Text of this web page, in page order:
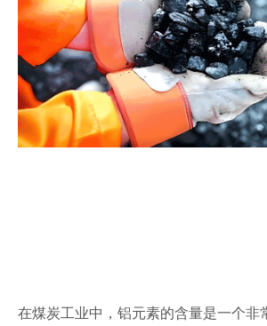
在煤炭工业中，铝元素的含量是一个非